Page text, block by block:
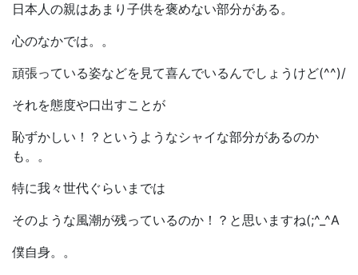
日本人の親はあまり子供を褒めない部分がある。
心のなかでは。。
頑張っている姿などを見て喜んでいるんでしょうけど(^^)/
それを態度や口出すことが
恥ずかしい！？というようなシャイな部分があるのか
も。。
特に我々世代ぐらいまでは
そのような風潮が残っているのか！？と思いますね(;^_^A
僕自身。。